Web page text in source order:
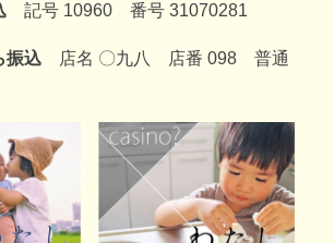
記号 10960 番号 31070281
振込 店名 〇九八 店番 098 普通